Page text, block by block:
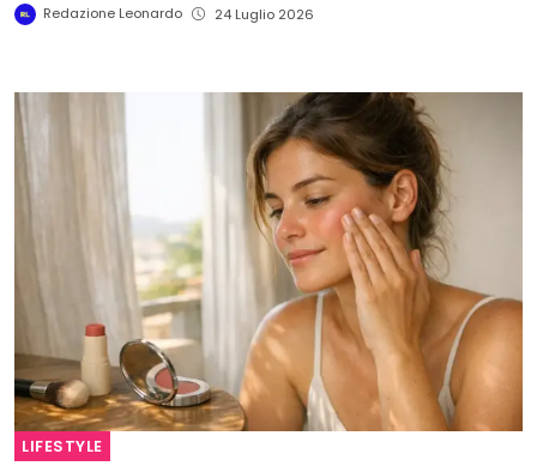
Redazione Leonardo 24 Luglio 2026
LIFESTYLE